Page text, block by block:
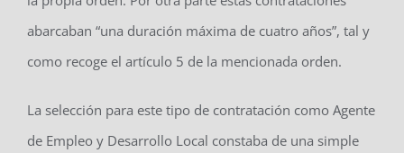
abarcaban “una duración máxima de cuatro años”, tal y
como recoge el artículo 5 de la mencionada orden.
La selección para este tipo de contratación como Agente
de Empleo y Desarrollo Local constaba de una simple